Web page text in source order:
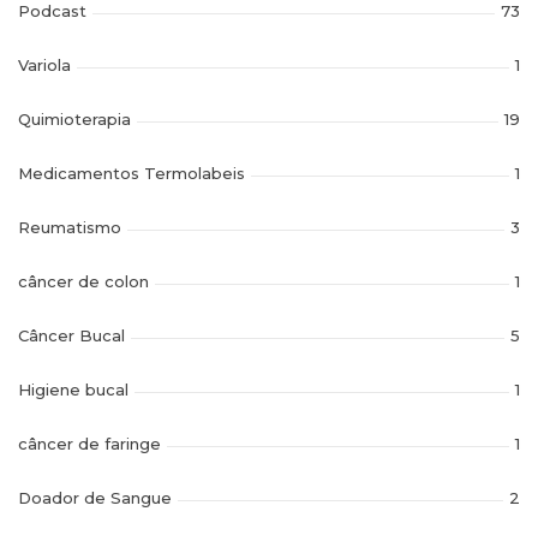
Podcast 73
Variola 1
Quimioterapia 19
Medicamentos Termolabeis 1
Reumatismo 3
câncer de colon 1
Câncer Bucal 5
Higiene bucal 1
câncer de faringe 1
Doador de Sangue 2